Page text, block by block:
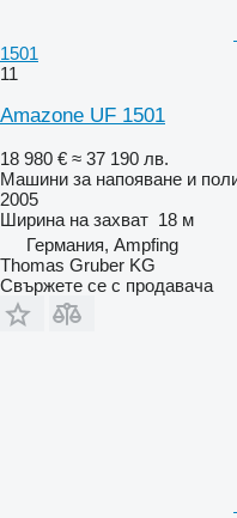
1501
11
Amazone UF 1501
18 980 € ≈ 37 190 лв.
Машини за напояване и
2005
Ширина на захват 18 м
Германия, Ampfing
Thomas Gruber KG
Свържете се с продавача